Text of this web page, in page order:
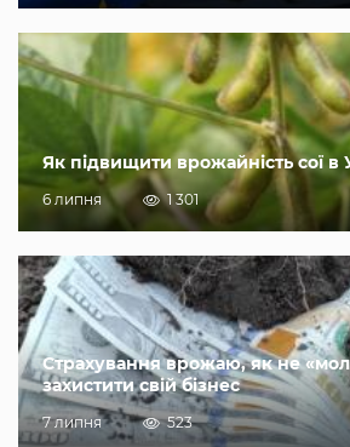
Як підвищити врожайність сої в
6 липня 1 301
Страхування врожаю, як не
захистити свій бізнес
7 липня 523